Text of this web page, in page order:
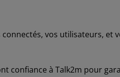
vos utilisateurs, et
confiance à Talk2m pour